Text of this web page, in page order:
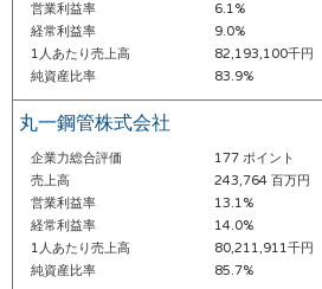
営業利益率
6.1%
経常利益率
9.0%
1人あたり売上高
82,193,100千円
純資産比率
83.9%
丸一鋼管株式会社
企業力総合評価
177 ポイント
売上高
243,764 百万円
営業利益率
13.1%
経常利益率
14.0%
1人あたり売上高
80,211,911千円
純資産比率
85.7%